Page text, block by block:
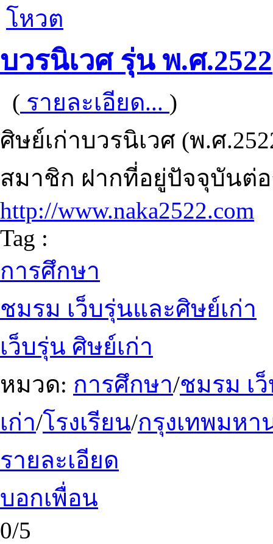
โหวต
บวรนิเวศ รุ่น พ.ศ.2522
( รายละเอียด... )
ศิษย์เก่าบวรนิเวศ (พ.ศ
สมาชิก ฝากที่อยู่ปัจจุบันต่
http://www.naka2522.com
Tag :
การศึกษา
ชมรม เว็บรุ่นและศิษย์เก่า
เว็บรุ่น ศิษย์เก่า
หมวด: การศึกษา/ชมรม เ
เก่า/โรงเรียน/กรุงเทพมหา
รายละเอียด
บอกเพื่อน
0/5